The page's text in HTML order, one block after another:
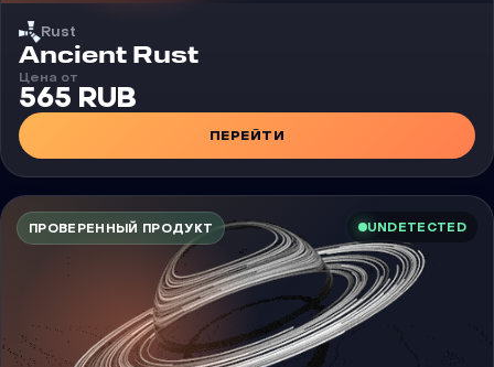
Rust
Чит
Ancient Rust
Цена от
565 RUB
ПЕРЕЙТИ
ПРОВЕРЕННЫЙ ПРОДУКТ UNDETECTED